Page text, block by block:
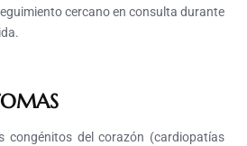
cercano en consulta durante
congénitos del corazón (cardiopatías